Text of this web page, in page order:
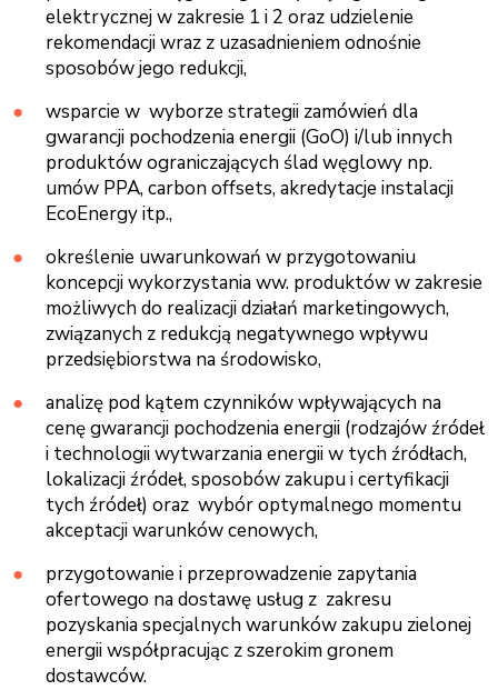
elektrycznej w zakresie 1 i 2 oraz udzielenie
rekomendacji wraz z uzasadnieniem odnośnie
sposobów jego redukcji,
wsparcie w wyborze strategii zamówień dla
gwarancji pochodzenia energii (GoO) i/lub innych
produktów ograniczających ślad węglowy np.
umów PPA, carbon offsets, akredytacje instalacji
EcoEnergy itp.,
określenie uwarunkowań w przygotowaniu
koncepcji wykorzystania ww. produktów w zakresie
możliwych do realizacji działań marketingowych,
związanych z redukcją negatywnego wpływu
przedsiębiorstwa na środowisko,
analizę pod kątem czynników wpływających na
cenę gwarancji pochodzenia energii (rodzajów źródeł
i technologii wytwarzania energii w tych źródłach,
lokalizacji źródeł, sposobów zakupu i certyfikacji
tych źródeł) oraz wybór optymalnego momentu
akceptacji warunków cenowych,
przygotowanie i przeprowadzenie zapytania
ofertowego na dostawę usług z zakresu
pozyskania specjalnych warunków zakupu zielonej
energii współpracując z szerokim gronem
dostawców.